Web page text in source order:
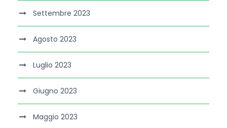
Settembre 2023
Agosto 2023
Luglio 2023
Giugno 2023
Maggio 2023